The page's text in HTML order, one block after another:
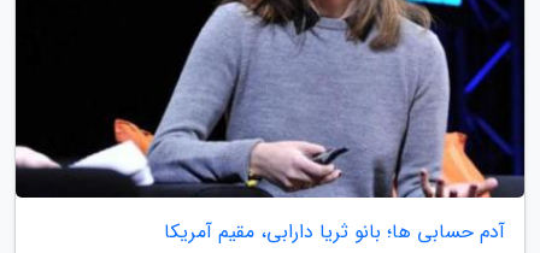
آدم حسابی ها؛ بانو ثریا دارابى، مقیم آمریکا